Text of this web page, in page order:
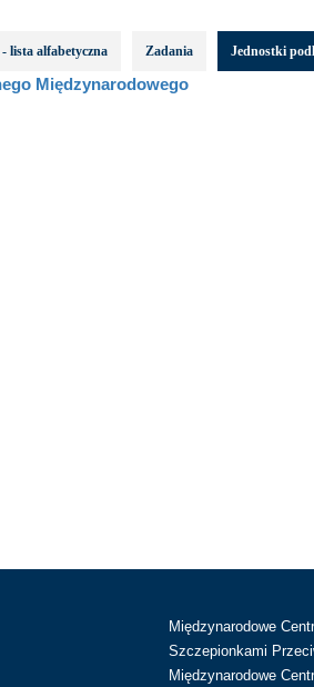
lista alfabetyczna Zadania Jednostki
Międzynarodowego
Międzynarodowe
Szczepionkami
Międzynarodowe